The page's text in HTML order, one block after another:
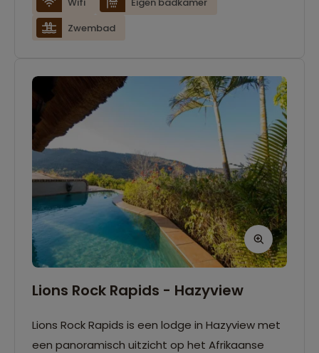
Zwembad
Lions Rock Rapids - Hazyview
Lions Rock Rapids is een lodge in Hazyview met
een panoramisch uitzicht op het Afrikaanse